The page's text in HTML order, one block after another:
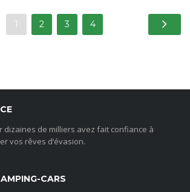
1 2 3 4
dizaines de milliers avez fait confiance à
vos rêves d’évasion.
CARS